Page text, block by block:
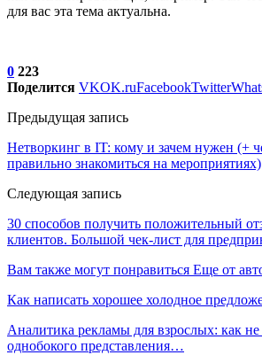
для вас эта тема актуальна.
0 223
Поделится VKOK.ruFacebookTwitter
Предыдущая запись
Нетворкинг в IT: кому и зачем нужен (+
правильно знакомиться на мероприятиях)
Следующая запись
30 способов получить положительный
клиентов. Большой чек-лист для
Вам также могут понравиться Еще от
Как написать хорошее холодное
Аналитика рекламы для взрослых: как не
однобокого представления…